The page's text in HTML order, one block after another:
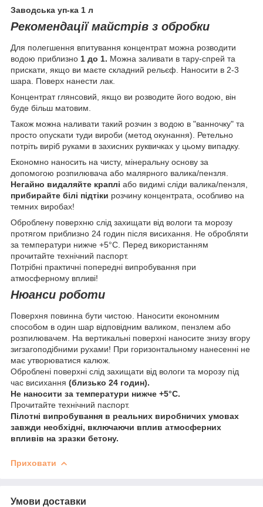
Заводська уп-ка 1 л
Рекомендації майстрів з обробки
Для полегшення впитування концентрат можна розводити
водою приблизно 1 до 1. Можна заливати в тару-спрей та
прискати, якщо ви маєте складний рельєф. Наносити в 2-3
шара. Поверх нанести лак.
Концентрат глянсовий, якщо ви розводите його водою, він
буде більш матовим.
Також можна наливати такий розчин з водою в "ванночку" та
просто опускати туди вироби (метод окунання). Ретельно
потріть виріб руками в захисних руквичках у цьому випадку.
Економно наносить на чисту, мінеральну основу за
допомогою розпилювача або малярного валика/пензля.
Негайно видаляйте краплі або видимі сліди валика/пензля,
прибирайте білі підтіки розчину концентрата, особливо на
темних виробах!
Оброблену поверхню слід захищати від вологи та морозу
протягом приблизно 24 годин після висихання. Не обробляти
за температури нижче +5°С. Перед використанням
прочитайте технічний паспорт.
Потрібні практичні попередні випробування при
атмосферному впливі!
Нюанси роботи
Поверхня повинна бути чистою. Наносити економним
способом в один шар відповідним валиком, пензлем або
розпилювачем. На вертикальні поверхні наносите знизу вгору
зигзагоподібними рухами! При горизонтальному нанесенні не
має утворюватися калюж.
Оброблені поверхні слід захищати від вологи та морозу під
час висихання (близько 24 годин).
Не наносити за температури нижче +5°С.
Прочитайте технічний паспорт.
Пілотні випробування в реальних виробничих умовах
завжди необхідні, включаючи вплив атмосферних
впливів на зразки бетону.
Приховати
Умови доставки